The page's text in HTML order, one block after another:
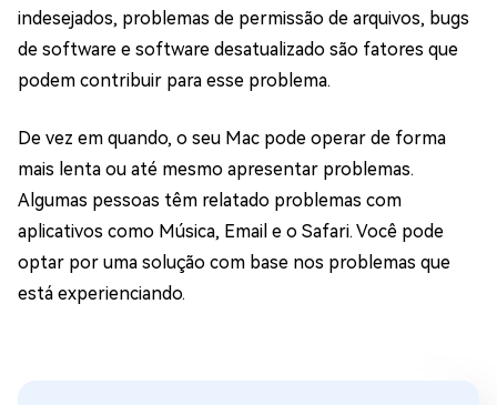
indesejados, problemas de permissão de arquivos, bugs
de software e software desatualizado são fatores que
podem contribuir para esse problema.
De vez em quando, o seu Mac pode operar de forma
mais lenta ou até mesmo apresentar problemas.
Algumas pessoas têm relatado problemas com
aplicativos como Música, Email e o Safari. Você pode
optar por uma solução com base nos problemas que
está experienciando.